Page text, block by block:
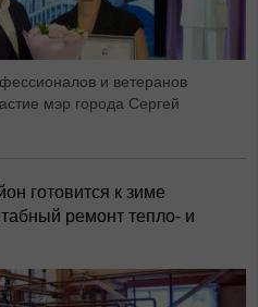
и ветеранов
мэр города Сергей
готовится к зиме
ремонт тепло- и